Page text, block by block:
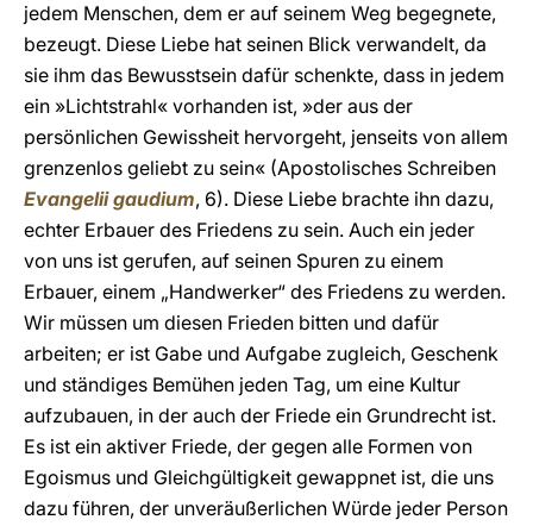
jedem Menschen, dem er auf seinem Weg begegnete,
bezeugt. Diese Liebe hat seinen Blick verwandelt, da
sie ihm das Bewusstsein dafür schenkte, dass in jedem
ein »Lichtstrahl« vorhanden ist, »der aus der
persönlichen Gewissheit hervorgeht, jenseits von allem
grenzenlos geliebt zu sein« (Apostolisches Schreiben
Evangelii gaudium, 6). Diese Liebe brachte ihn dazu,
echter Erbauer des Friedens zu sein. Auch ein jeder
von uns ist gerufen, auf seinen Spuren zu einem
Erbauer, einem „Handwerker“ des Friedens zu werden.
Wir müssen um diesen Frieden bitten und dafür
arbeiten; er ist Gabe und Aufgabe zugleich, Geschenk
und ständiges Bemühen jeden Tag, um eine Kultur
aufzubauen, in der auch der Friede ein Grundrecht ist.
Es ist ein aktiver Friede, der gegen alle Formen von
Egoismus und Gleichgültigkeit gewappnet ist, die uns
dazu führen, der unveräußerlichen Würde jeder Person